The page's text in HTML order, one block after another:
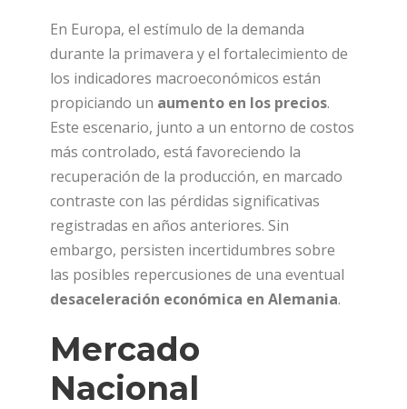
En Europa, el estímulo de la demanda
durante la primavera y el fortalecimiento de
los indicadores macroeconómicos están
propiciando un aumento en los precios.
Este escenario, junto a un entorno de costos
más controlado, está favoreciendo la
recuperación de la producción, en marcado
contraste con las pérdidas significativas
registradas en años anteriores. Sin
embargo, persisten incertidumbres sobre
las posibles repercusiones de una eventual
desaceleración económica en Alemania.
Mercado
Nacional